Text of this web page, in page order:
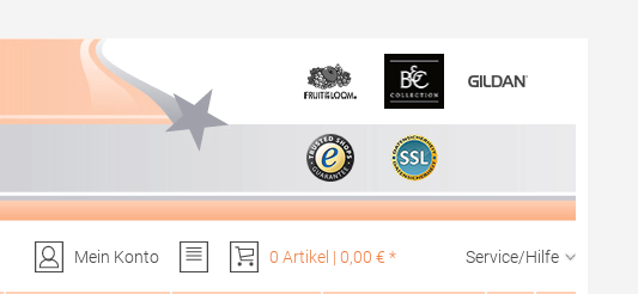
Mein Konto
0 Artikel | 0,00 € * Service/Hilfe